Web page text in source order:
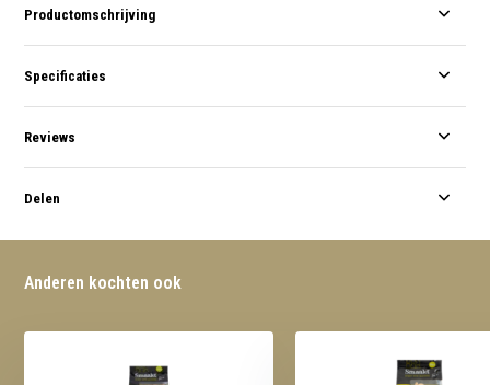
Productomschrijving
Specificaties
Reviews
Delen
Anderen kochten ook